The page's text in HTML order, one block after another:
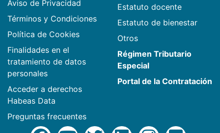
Aviso de Privacidad
Términos y Condiciones
Política de Cookies
Finalidades en el
tratamiento de datos
personales
Acceder a derechos
Habeas Data
Preguntas frecuentes
Estatuto docente
Estatuto de bienestar
Otros
Régimen Tributario
Especial
Portal de la Contratación